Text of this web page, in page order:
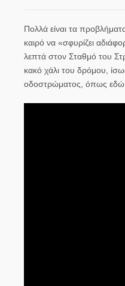
Πολλά είναι τα
καιρό να «σφυρίζει
λεπτά στον Σταθμό του
κακό χάλι του δρόμου,
οδοστρώματος, όπως εδώ